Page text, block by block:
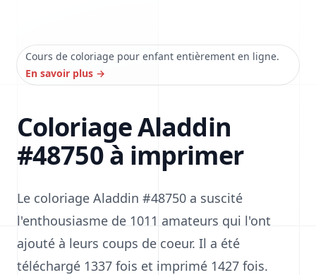
Cours de coloriage pour enfant entièrement en ligne.
En savoir plus →
Coloriage Aladdin
#48750 à imprimer
Le coloriage Aladdin #48750 a suscité
l'enthousiasme de 1011 amateurs qui l'ont
ajouté à leurs coups de coeur. Il a été
téléchargé 1337 fois et imprimé 1427 fois.